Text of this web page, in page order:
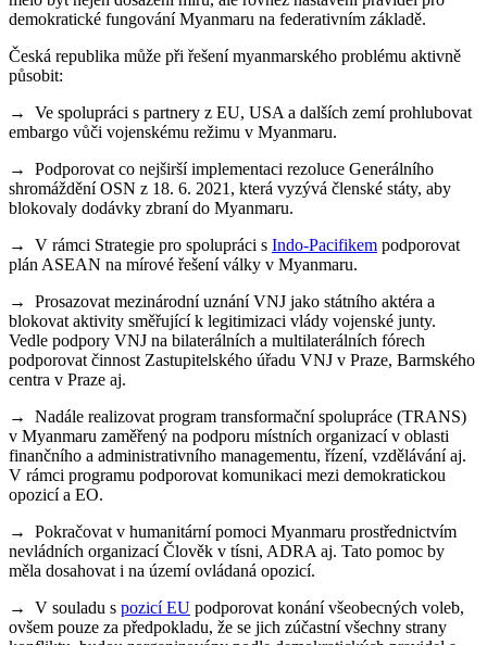
demokratické fungování Myanmaru na federativním základě.
Česká republika může při řešení myanmarského problému aktivně
působit:
→ Ve spolupráci s partnery z EU, USA a dalších zemí prohlubovat
embargo vůči vojenskému režimu v Myanmaru.
→ Podporovat co nejširší implementaci rezoluce Generálního
shromáždění OSN z 18. 6. 2021, která vyzývá členské státy, aby
blokovaly dodávky zbraní do Myanmaru.
→ V rámci Strategie pro spolupráci s Indo-Pacifikem podporovat
plán ASEAN na mírové řešení války v Myanmaru.
→ Prosazovat mezinárodní uznání VNJ jako státního aktéra a
blokovat aktivity směřující k legitimizaci vlády vojenské junty.
Vedle podpory VNJ na bilaterálních a multilaterálních fórech
podporovat činnost Zastupitelského úřadu VNJ v Praze, Barmského
centra v Praze aj.
→ Nadále realizovat program transformační spolupráce (TRANS)
v Myanmaru zaměřený na podporu místních organizací v oblasti
finančního a administrativního managementu, řízení, vzdělávání aj.
V rámci programu podporovat komunikaci mezi demokratickou
opozicí a EO.
→ Pokračovat v humanitární pomoci Myanmaru prostřednictvím
nevládních organizací Člověk v tísni, ADRA aj. Tato pomoc by
měla dosahovat i na území ovládaná opozicí.
→ V souladu s pozicí EU podporovat konání všeobecných voleb,
ovšem pouze za předpokladu, že se jich zúčastní všechny strany